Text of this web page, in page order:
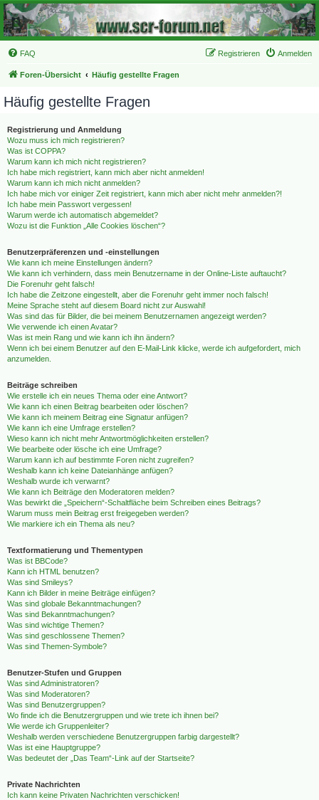
FAQ Anmelden
Registrieren
Foren-Übersicht Häufig gestellte Fragen
Häufig gestellte Fragen
Registrierung und Anmeldung
Wozu muss ich mich registrieren?
Was ist COPPA?
Warum kann ich mich nicht registrieren?
Ich habe mich registriert, kann mich aber nicht anmelden!
Warum kann ich mich nicht anmelden?
Ich habe mich vor einiger Zeit registriert, kann mich aber nicht mehr anmelden?!
Ich habe mein Passwort vergessen!
Warum werde ich automatisch abgemeldet?
Wozu ist die Funktion „Alle Cookies löschen“?
Benutzerpräferenzen und -einstellungen
Wie kann ich meine Einstellungen ändern?
Wie kann ich verhindern, dass mein Benutzername in der Online-Liste auftaucht?
Die Forenuhr geht falsch!
Ich habe die Zeitzone eingestellt, aber die Forenuhr geht immer noch falsch!
Meine Sprache steht auf diesem Board nicht zur Auswahl!
Was sind das für Bilder, die bei meinem Benutzernamen angezeigt werden?
Wie verwende ich einen Avatar?
Was ist mein Rang und wie kann ich ihn ändern?
Wenn ich bei einem Benutzer auf den E-Mail-Link klicke, werde ich aufgefordert, mich
anzumelden.
Beiträge schreiben
Wie erstelle ich ein neues Thema oder eine Antwort?
Wie kann ich einen Beitrag bearbeiten oder löschen?
Wie kann ich meinem Beitrag eine Signatur anfügen?
Wie kann ich eine Umfrage erstellen?
Wieso kann ich nicht mehr Antwortmöglichkeiten erstellen?
Wie bearbeite oder lösche ich eine Umfrage?
Warum kann ich auf bestimmte Foren nicht zugreifen?
Weshalb kann ich keine Dateianhänge anfügen?
Weshalb wurde ich verwarnt?
Wie kann ich Beiträge den Moderatoren melden?
Was bewirkt die „Speichern“-Schaltfläche beim Schreiben eines Beitrags?
Warum muss mein Beitrag erst freigegeben werden?
Wie markiere ich ein Thema als neu?
Textformatierung und Thementypen
Was ist BBCode?
Kann ich HTML benutzen?
Was sind Smileys?
Kann ich Bilder in meine Beiträge einfügen?
Was sind globale Bekanntmachungen?
Was sind Bekanntmachungen?
Was sind wichtige Themen?
Was sind geschlossene Themen?
Was sind Themen-Symbole?
Benutzer-Stufen und Gruppen
Was sind Administratoren?
Was sind Moderatoren?
Was sind Benutzergruppen?
Wo finde ich die Benutzergruppen und wie trete ich ihnen bei?
Wie werde ich Gruppenleiter?
Weshalb werden verschiedene Benutzergruppen farbig dargestellt?
Was ist eine Hauptgruppe?
Was bedeutet der „Das Team“-Link auf der Startseite?
Private Nachrichten
Ich kann keine Privaten Nachrichten verschicken!